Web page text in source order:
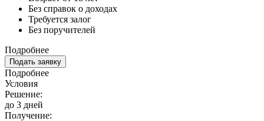
Без справок о доходах
Требуется залог
Без поручителей
Подробнее
Подать заявку
Подробнее
Условия
Решение:
до 3 дней
Получение: